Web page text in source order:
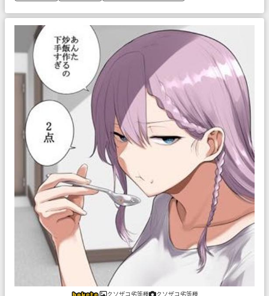
クソザコ劣等種 クソザコ劣等種